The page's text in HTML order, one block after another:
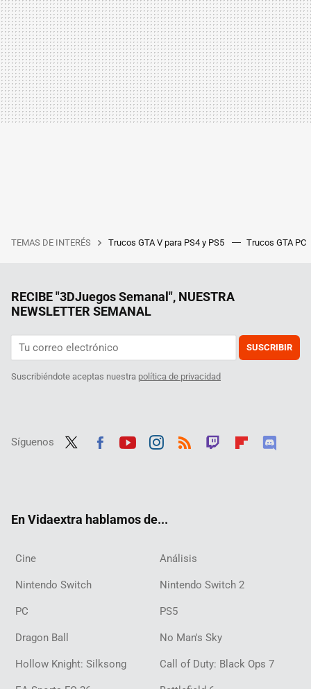
TEMAS DE INTERÉS Trucos GTA V para PS4 y PS5 Trucos GTA PC
RECIBE "3DJuegos Semanal", NUESTRA
NEWSLETTER SEMANAL
SUSCRIBIR
Suscribiéndote aceptas nuestra política de privacidad
Síguenos
En Vidaextra hablamos de...
Cine Análisis
Nintendo Switch Nintendo Switch 2
PC PS5
Dragon Ball No Man's Sky
Hollow Knight: Silksong Call of Duty: Black Ops 7